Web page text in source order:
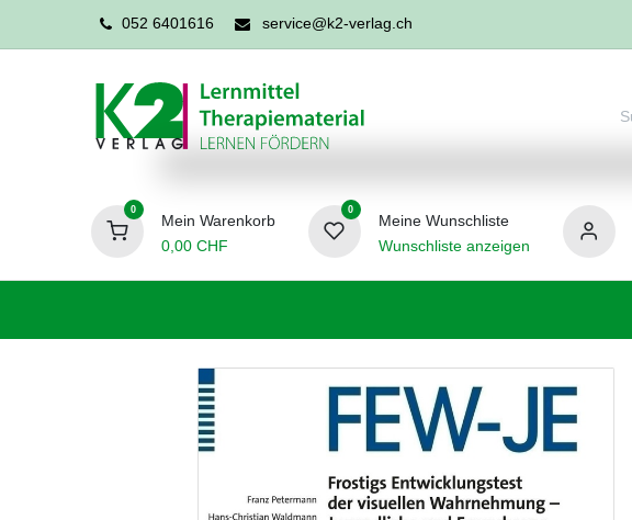
052 6401616 service@k2-verlag.ch
0
Mein Warenkorb
0,00CHF
0
Meine Wunschliste
Wunschliste anzeigen